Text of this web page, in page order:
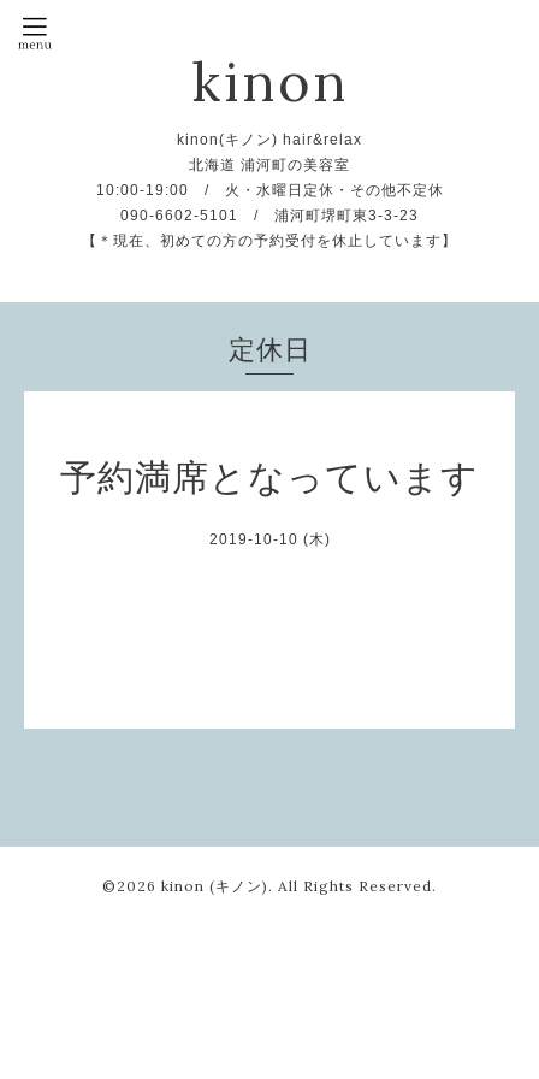
kinon
kinon(キノン) hair&relax
北海道 浦河町の美容室
10:00-19:00 / 火・水曜日定休・その他不定休
090-6602-5101 / 浦河町堺町東3-3-23
【＊現在、初めての方の予約受付を休止しています】
定休日
予約満席となっています
2019-10-10 (木)
©2026 kinon (キノン) . All Rights Reserved.